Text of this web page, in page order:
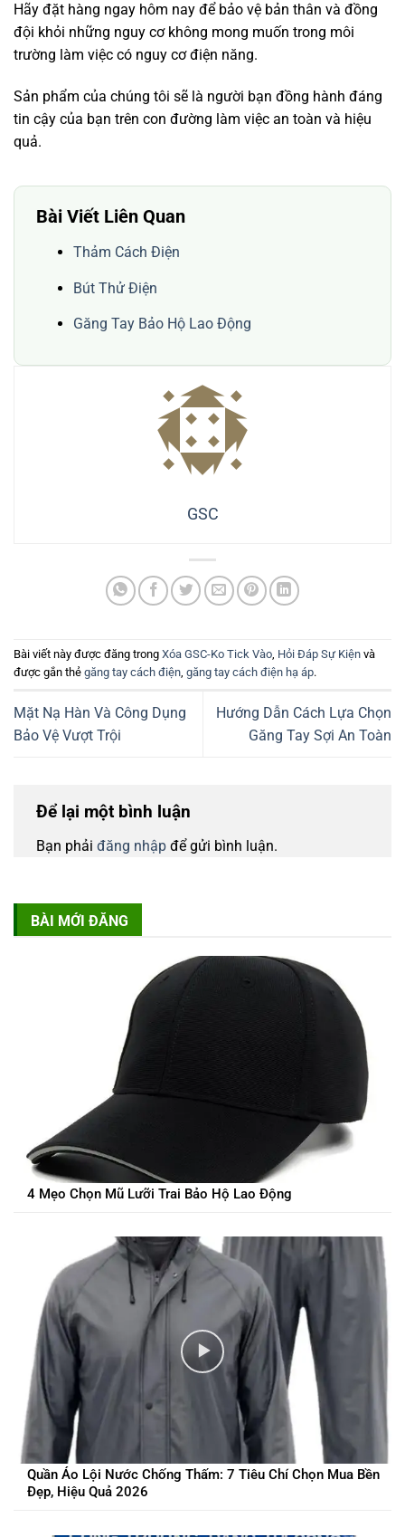
Hãy đặt hàng ngay hôm nay để bảo vệ bản thân và đồng
đội khỏi những nguy cơ không mong muốn trong môi
trường làm việc có nguy cơ điện năng.
Sản phẩm của chúng tôi sẽ là người bạn đồng hành đáng
tin cậy của bạn trên con đường làm việc an toàn và hiệu
quả.
Bài Viết Liên Quan
Thảm Cách Điện
Bút Thử Điện
Găng Tay Bảo Hộ Lao Động
GSC
Bài viết này được đăng trong Xóa GSC-Ko Tick Vào, Hỏi Đáp Sự Kiện và
được gắn thẻ găng tay cách điện, găng tay cách điện hạ áp.
Mặt Nạ Hàn Và Công Dụng
Bảo Vệ Vượt Trội
Hướng Dẫn Cách Lựa Chọn
Găng Tay Sợi An Toàn
Để lại một bình luận
Bạn phải đăng nhập để gửi bình luận.
BÀI MỚI ĐĂNG
4 Mẹo Chọn Mũ Lưỡi Trai Bảo Hộ Lao Động
Quần Áo Lội Nước Chống Thấm: 7 Tiêu Chí Chọn Mua Bền
Đẹp, Hiệu Quả 2026